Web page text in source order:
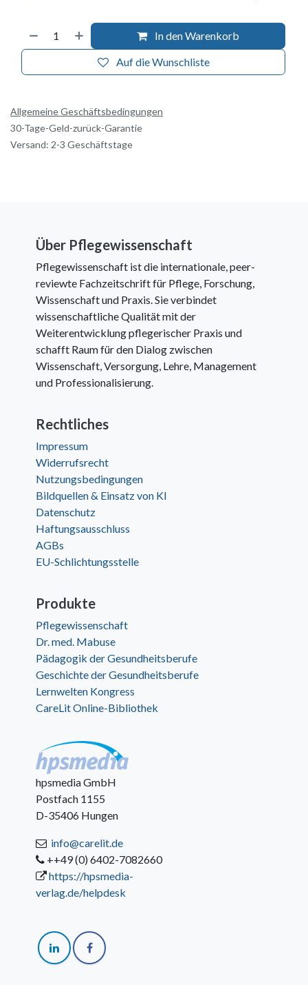
In den Warenkorb
Auf die Wunschliste
Allgemeine Geschäftsbedingungen
30-Tage-Geld-zurück-Garantie
Versand: 2-3 Geschäftstage
Über Pflegewissenschaft
Pflegewissenschaft ist die internationale, peer-
reviewte Fachzeitschrift für Pflege, Forschung,
Wissenschaft und Praxis. Sie verbindet
wissenschaftliche Qualität mit der
Weiterentwicklung pflegerischer Praxis und
schafft Raum für den Dialog zwischen
Wissenschaft, Versorgung, Lehre, Management
und Professionalisierung.
Rechtliches
Impressum
Widerrufsrecht
Nutzungsbedingungen
Bildquellen & Einsatz von KI
Datenschutz
Haftungsausschluss
AGBs
EU-Schlichtungsstelle
Produkte
Pflegewissenschaft
Dr. med. Mabuse
Pädagogik der Gesundheitsberufe
Geschichte der Gesundheitsberufe
Lernwelten Kongress
CareLit Online-Bibliothek
hpsmedia GmbH
Postfach 1155
D-35406 Hungen
info@carelit.de
++49 (0) 6402-7082660
https://hpsmedia-
verlag.de/helpdesk